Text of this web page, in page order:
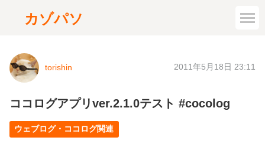
カゾパソ
torishin 2011年5月18日 23:11
ココログアプリver.2.1.0テスト #cocolog
ウェブログ・ココログ関連